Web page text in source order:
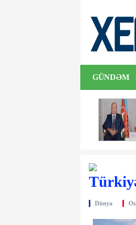
şəhərində dron təhlükəsi: şəhərin bütün
GÜNDƏM
ŞOU
Dünya